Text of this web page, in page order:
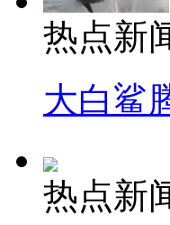
热点新
大白鲨
热点新